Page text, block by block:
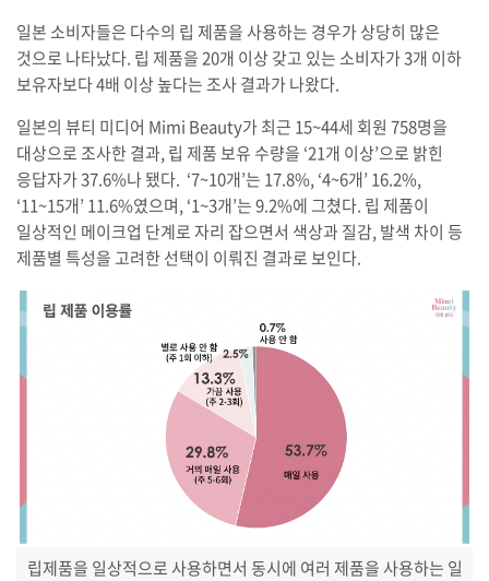
일본 소비자들은 다수의 립 제품을 사용하는 경우가 상당히 많은
것으로 나타났다. 립 제품을 20개 이상 갖고 있는 소비자가 3개 이하
보유자보다 4배 이상 높다는 조사 결과가 나왔다.
일본의 뷰티 미디어 Mimi Beauty가 최근 15~44세 회원 758명을
대상으로 조사한 결과, 립 제품 보유 수량을 ‘21개 이상’으로 밝힌
응답자가 37.6%나 됐다. ‘7~10개’는 17.8%, ‘4~6개’ 16.2%,
‘11~15개’ 11.6%였으며, ‘1~3개’는 9.2%에 그쳤다. 립 제품이
일상적인 메이크업 단계로 자리 잡으면서 색상과 질감, 발색 차이 등
제품별 특성을 고려한 선택이 이뤄진 결과로 보인다.
립제품을 일상적으로 사용하면서 동시에 여러 제품을 사용하는 일